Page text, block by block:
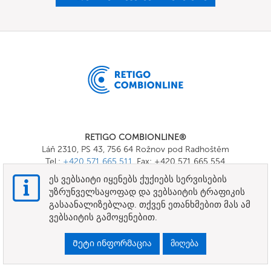
RETIGO COMBIONLINE®
Láň 2310, PS 43, 756 64 Rožnov pod Radhoštěm
Tel.:+420 571 665 511, Fax: +420 571 665 554
E-mail:
info@combionline.com
OnlineMenu
ᲕᲐᲓᲔᲑᲘ ᲓᲐ ᲞᲘᲠᲝᲑᲔᲑᲘ
ეს ვებსაიტი იყენებს ქუქიებს სერვისების
უზრუნველსაყოფად და ვებსაიტის ტრაფიკის
გასაანალიზებლად. თქვენ ეთანხმებით მას ამ
ვებსაიტის გამოყენებით.
Მეტი ინფორმაცია მიღება